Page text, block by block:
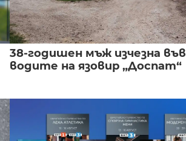
38-годишен мъж изчезна във
водите на язовир „Доспат“